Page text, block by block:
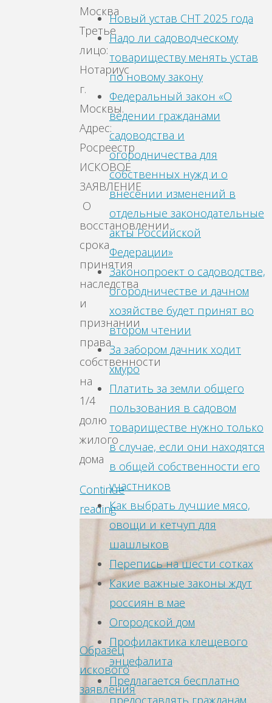
Москва
Третье
лицо:
Нотариус
г.
Москвы.
Адрес:
Росреестр
ИСКОВОЕ
ЗАЯВЛЕНИЕ
О
восстановлении
срока
принятия
наследства
и
признании
права
собственности
на
1/4
долю
жилого
дома
Continue
reading
Образец
искового
заявления
Новый устав СНТ 2025 года
Надо ли садоводческому
товариществу менять устав
по новому закону
Федеральный закон «О
ведении гражданами
садоводства и
огородничества для
собственных нужд и о
внесении изменений в
отдельные законодательные
акты Российской
Федерации»
Законопроект о садоводстве,
огородничестве и дачном
хозяйстве будет принят во
втором чтении
За забором дачник ходит
хмуро
Платить за земли общего
пользования в садовом
товариществе нужно только
в случае, если они находятся
в общей собственности его
участников
Как выбрать лучшие мясо,
овощи и кетчуп для
шашлыков
Перепись на шести сотках
Какие важные законы ждут
россиян в мае
Огородской дом
Профилактика клещевого
энцефалита
Предлагается бесплатно
предоставлять гражданам